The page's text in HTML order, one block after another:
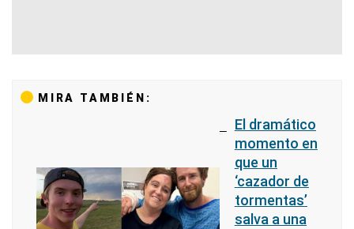
MIRA TAMBIÉN:
El dramático
momento en
que un
‘cazador de
tormentas’
salva a una